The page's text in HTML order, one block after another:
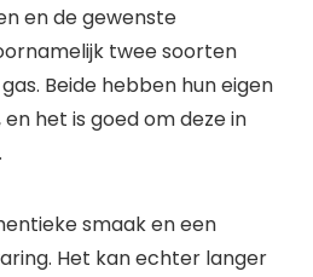
en de gewenste
twee soorten
Beide hebben hun eigen
het is goed om deze in
smaak en een
Het kan echter langer